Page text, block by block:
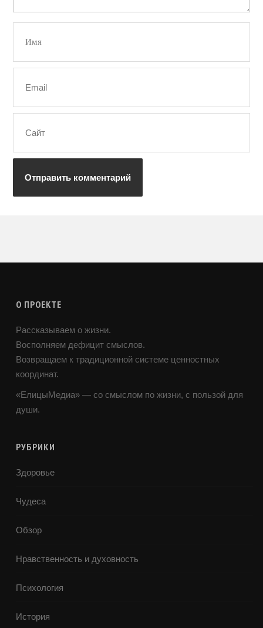
О ПРОЕКТЕ
Рассказываем о жизни.
Восполняем дефицит смыслов.
Возвращаем к традиционной системе ценностных
координат.
«ЕлицыМедиа» — со смыслом по жизни, с пользой для
души.
РУБРИКИ
Здоровье
Чудеса
Обзор
Нравственность и духовность
Психология
История